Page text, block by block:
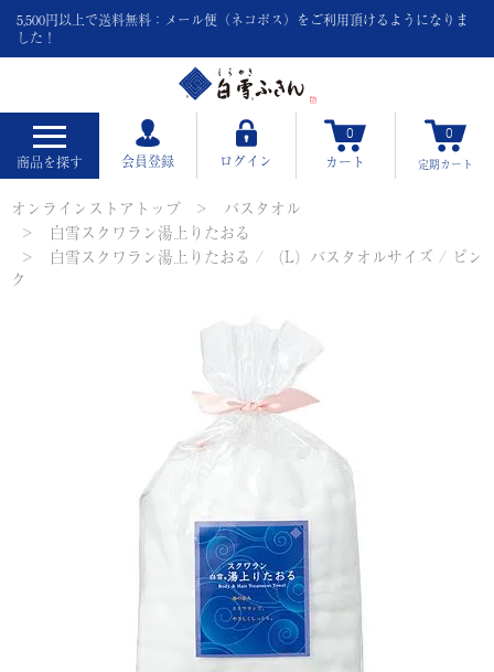
5,500円以上で送料無料：メール便（ネコポス）をご利用頂けるようになりま
した！
商品を探す 会員登録 ログイン
0
カート
0
定期カート
オンラインストアトップ
バスタオル
白雪スクワラン湯上りたおる
白雪スクワラン湯上りたおる / （L）バスタオルサイズ / ピン
ク